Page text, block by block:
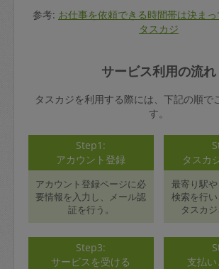
参考: お仕事を依頼できる時間帯は決ま
タスカジ
サービス利用の流れ
タスカジを利用する際には、下記の順で
す。
Step1:
アカウント登録
アカウント登録ページに必
要情報を入力し、メール認
証を行う。
タスカ
最寄り駅
検索を行
タスカジ
Step3:
サービスを受ける
支払